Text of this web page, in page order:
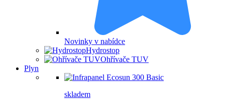
Novinky v nabídce
Hydrostop
Ohřívače TUV
Plyn
skladem